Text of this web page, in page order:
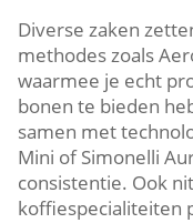
Diverse zaken
methodes zoals
waarmee je echt
bonen te bieden
samen met
Mini of Simonelli
consistentie.​ Ook
koffiespecialiteiten